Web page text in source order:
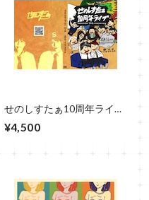
せのしすたぁ10周年ライブ
¥4,500